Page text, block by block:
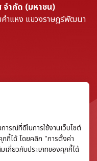
จำกัด (มหาชน)
คำแหง แขวงราษฎร์พัฒนา
ารณ์ที่ดีในการใช้งานเว็บไซต์
กี้ได้ โดยคลิก "การตั้งค่า
เกี่ยวกับประเภทของคุกกี้ได้